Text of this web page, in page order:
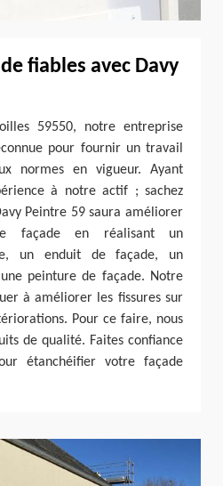
fiables avec Davy
59550, notre entreprise
pour fournir un travail
normes en vigueur. Ayant
à notre actif ; sachez
Peintre 59 saura améliorer
façade en réalisant un
un enduit de façade, un
peinture de façade. Notre
à améliorer les fissures sur
Pour ce faire, nous
de qualité. Faites confiance
étanchéifier votre façade